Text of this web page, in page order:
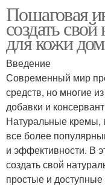
Пошаговая
создать
для кожи
Введение
Современный мир
средств, но многие
добавки и
Натуральные кремы,
все более
и эффективности. В
создать свой
простые и